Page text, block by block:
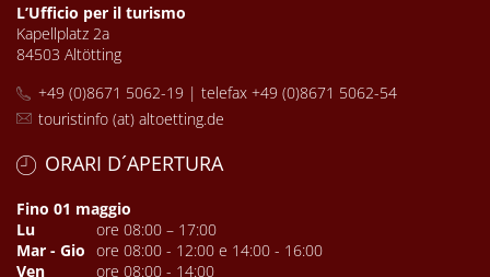
L’Ufficio per il turismo
Kapellplatz 2a
84503 Altötting
+49 (0)8671 5062-19 | telefax +49 (0)8671 5062-54
touristinfo (at) altoetting.de
ORARI D´APERTURA
Fino 01 maggio
Lu
ore 08:00 – 17:00
Mar - Gio ore 08:00 - 12:00 e 14:00 - 16:00
Ven
ore 08:00 - 14:00